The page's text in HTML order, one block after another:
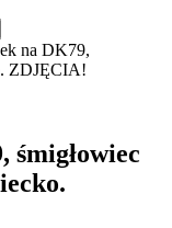
na DK79,
ZDJĘCIA!
śmigłowiec